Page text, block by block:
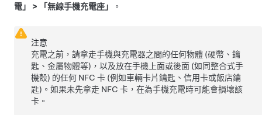
電」
> 「無線手機充電座」 。
注意
充電之前，請拿走手機與充電器之間的任何物體 (硬幣、鑰
匙、金屬物體等)，以及放在手機上面或後面 (如同整合式手
機殼) 的任何 NFC 卡 (例如車輛卡片鑰匙、信用卡或飯店鑰
匙)。如果未先拿走 NFC 卡，在為手機充電時可能會損壞該
卡。